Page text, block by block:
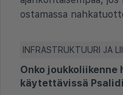
ostamassa
INFRASTRUKTUURI JA
Onko
käytettävissä